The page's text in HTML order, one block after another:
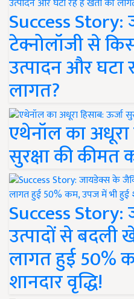
Success Story:
टेक्नोलॉजी से
उत्पादन और घटा
लागत?
एथेनॉल का अधूरा
सुरक्षा की कीमत
Success
उत्पादों से बदली
लागत हुई 50%
शानदार वृद्धि!